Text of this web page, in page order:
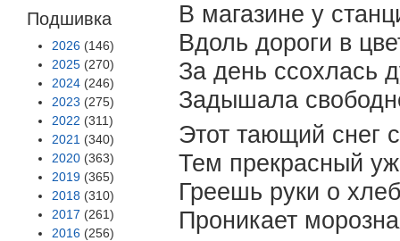
Подшивка
2026 (146)
2025 (270)
2024 (246)
2023 (275)
2022 (311)
2021 (340)
2020 (363)
2019 (365)
2018 (310)
2017 (261)
2016 (256)
В магазине у
Вдоль дороги в
За день ссохлась
Задышала
Этот тающий снег
Тем прекрасный
Греешь руки о
Проникает